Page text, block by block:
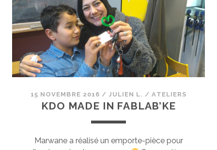
RECYCLART
!
15 NOVEMBRE 2016 / JULIEN L. /ATELIERS
KDO MADE IN FABLAB’KE
Marwane a réalisé un emporte-pièce pour